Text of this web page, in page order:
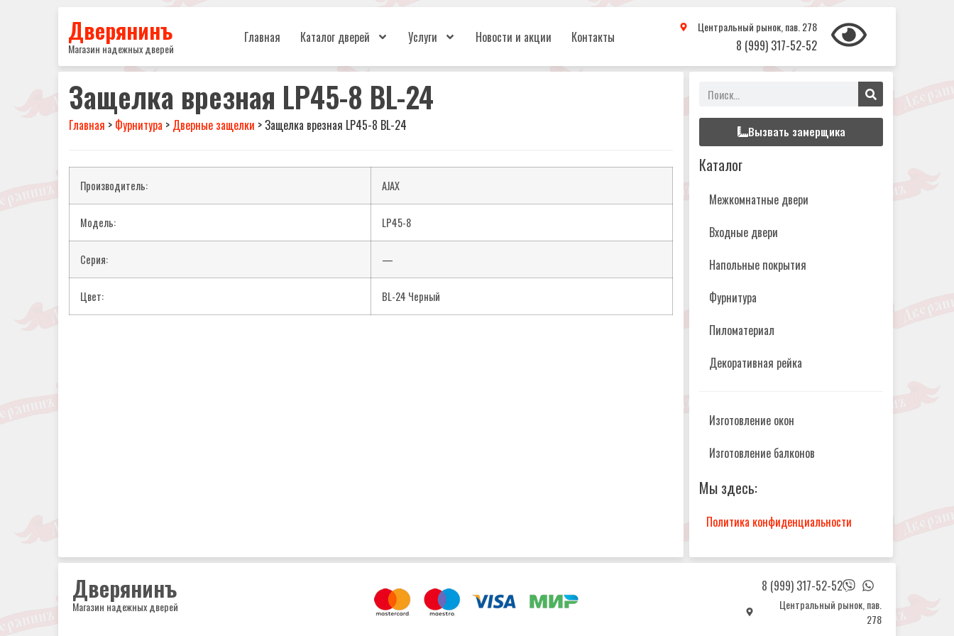
Дверянинъ
Магазин надежных дверей
Главная Каталог дверей Услуги Новости и акции Контакты
Центральный рынок, пав. 278
8 (999) 317-52-52
Защелка врезная LP45-8 BL-24
Главная > Фурнитура > Дверные защелки >Защелка врезная LP45-8 BL-24
Производитель: AJAX
Модель: LP45-8
Серия: —
Цвет: BL-24 Черный
Вызвать замерщика
Каталог
Межкомнатные двери
Входные двери
Напольные покрытия
Фурнитура
Пиломатериал
Декоративная рейка
Изготовление окон
Изготовление балконов
Мы здесь:
Политика конфиденциальности
Дверянинъ
Магазин надежных дверей
8 (999) 317-52-52
Центральный рынок, пав.
278